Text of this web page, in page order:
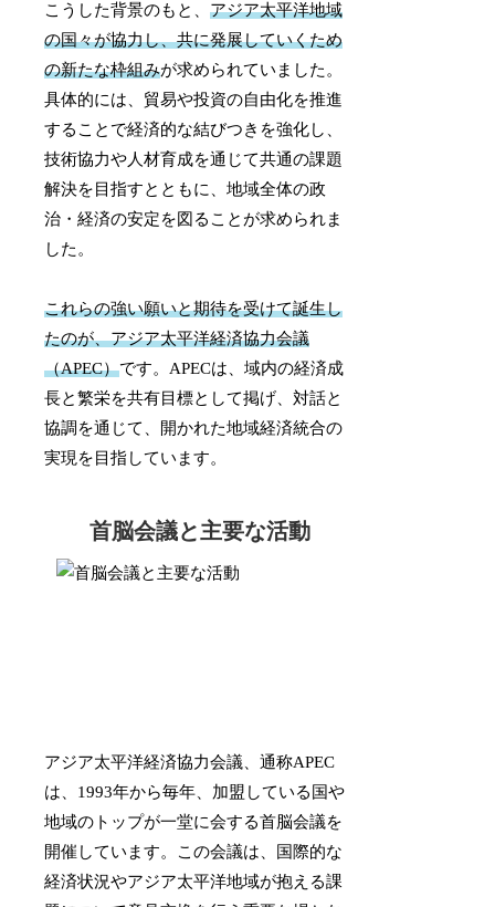
こうした背景のもと、アジア太平洋地域
の国々が協力し、共に発展していくため
の新たな枠組みが求められていました。
具体的には、貿易や投資の自由化を推進
することで経済的な結びつきを強化し、
技術協力や人材育成を通じて共通の課題
解決を目指すとともに、地域全体の政
治・経済の安定を図ることが求められま
した。
これらの強い願いと期待を受けて誕生し
たのが、アジア太平洋経済協力会議
（APEC）です。APECは、域内の経済成
長と繁栄を共有目標として掲げ、対話と
協調を通じて、開かれた地域経済統合の
実現を目指しています。
首脳会議と主要な活動
アジア太平洋経済協力会議、通称APEC
は、1993年から毎年、加盟している国や
地域のトップが一堂に会する首脳会議を
開催しています。この会議は、国際的な
経済状況やアジア太平洋地域が抱える課